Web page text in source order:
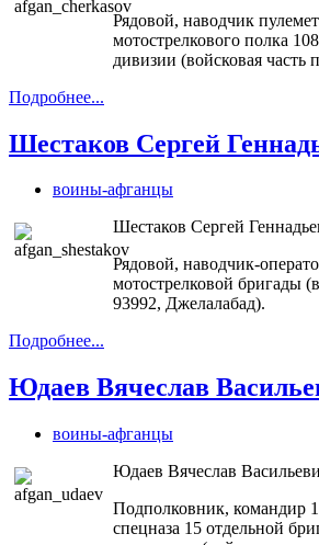
Рядовой, наводчик
мотострелкового полка
дивизии (войсковая часть
Подробнее...
Шестаков Сергей
воины-афганцы
Шестаков Сергей
Рядовой, наводчик-
мотострелковой бригады
93992, Джелалабад).
Подробнее...
Юдаев Вячеслав
воины-афганцы
Юдаев Вячеслав
Подполковник, командир
спецназа 15 отдельной